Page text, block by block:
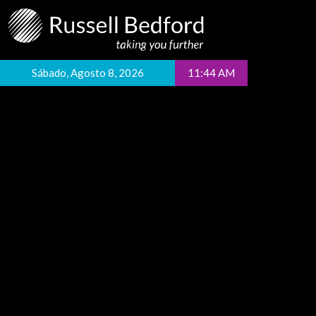
Sábado, Agosto 8, 2026 11:44 AM